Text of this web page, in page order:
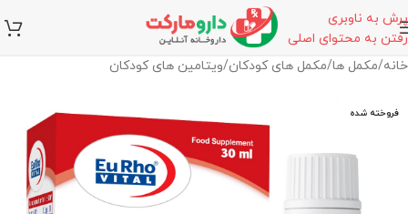
پرش به ناوبری
رفتن به محتوای اصلی
خانه/مکمل ها/مکمل های کودکان/ویتامین های کودکان
فروخته شده